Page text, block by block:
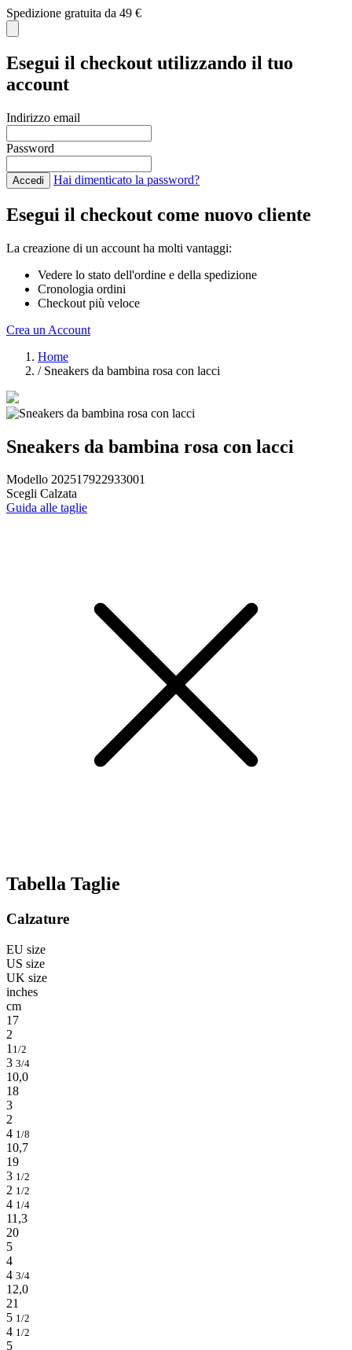
Spedizione gratuita da 49 €
Esegui il checkout utilizzando il tuo
account
Indirizzo email
Password
Accedi Hai dimenticato la password?
Esegui il checkout come nuovo cliente
La creazione di un account ha molti vantaggi:
Vedere lo stato dell'ordine e della spedizione
Cronologia ordini
Checkout più veloce
Crea un Account
Home
/ Sneakers da bambina rosa con lacci
Sneakers da bambina rosa con lacci
Modello 202517922933001
Scegli Calzata
Guida alle taglie
Tabella Taglie
Calzature
EU size
US size
UK size
inches
cm
17
2
1 1/2
3 3/4
10,0
18
3
2
4 1/8
10,7
19
3 1/2
2 1/2
4 1/4
11,3
20
5
4
4 3/4
12,0
21
5 1/2
4 1/2
5